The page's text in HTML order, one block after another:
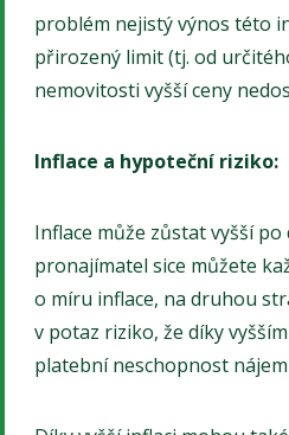
problém nejistý výnos této
přirozený limit (tj. od
nemovitosti vyšší ceny
Inflace a hypoteční riziko:
Inflace může zůstat vyšší po
pronajímatel sice můžete
o míru inflace, na druhou
v potaz riziko, že díky
platební neschopnost